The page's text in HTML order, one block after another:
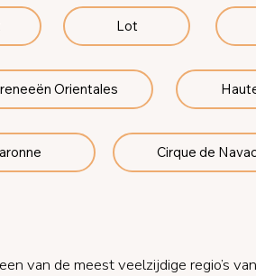
Lot
Orientales
Cirque de
van de meest veelzijdige regio’s